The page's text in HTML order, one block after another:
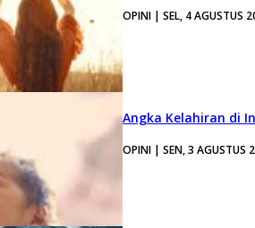
OPINI | SEL, 4 AGUSTUS
Angka Kelahiran di
OPINI | SEN, 3 AGUSTUS